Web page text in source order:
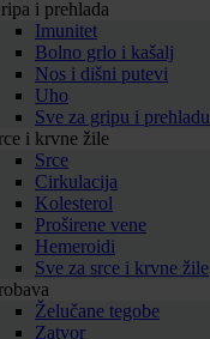
i prehlada
Imunitet
Bolno grlo i kašalj
Nos i dišni putevi
Uho
Sve za gripu i prehladu
i krvne žile
Srce
Cirkulacija
Kolesterol
Proširene vene
Hemeroidi
Sve za srce i krvne žile
Želučane tegobe
Zatvor